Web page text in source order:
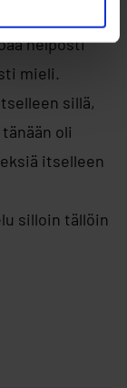
tai
helposti
mieli.
sillä,
oli
itselleen
silloin tällöin